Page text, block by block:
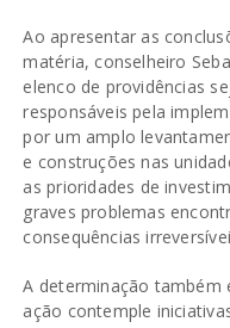
Ao apresentar as
matéria, conselheiro
elenco de providências
responsáveis pela
por um amplo
e construções nas
as prioridades de
graves problemas
consequências
A determinação também
ação contemple